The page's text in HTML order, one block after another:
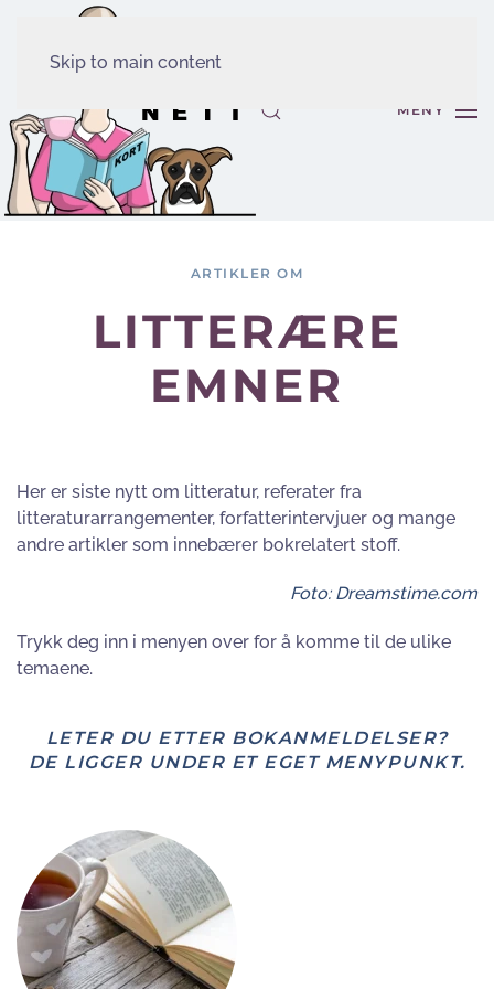
Skip to main content
MENY
ARTIKLER OM
LITTERÆRE
EMNER
Her er siste nytt om litteratur, referater fra
litteraturarrangementer, forfatterintervjuer og mange
andre artikler som innebærer bokrelatert stoff.
Foto: Dreamstime.com
Trykk deg inn i menyen over for å komme til de ulike
temaene.
LETER DU ETTER BOKANMELDELSER?
DE LIGGER UNDER ET EGET MENYPUNKT.